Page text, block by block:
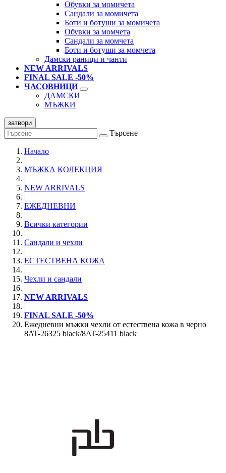
Обувки за момичета
Сандали за момичета
Боти и ботуши за момичета
Обувки за момчета
Сандали за момчета
Боти и ботуши за момчета
Дамски раници и чанти
NEW ARRIVALS
FINAL SALE -50%
ЧАСОВНИЦИ
ДАМСКИ
МЪЖКИ
затвори
Търсене
Начало
|
МЪЖКА КОЛЕКЦИЯ
|
NEW ARRIVALS
|
ЕЖЕДНЕВНИ
|
Всички категории
|
Сандали и чехли
|
ЕСТЕСТВЕНА КОЖА
|
Чехли и сандали
|
NEW ARRIVALS
|
FINAL SALE -50%
Ежедневни мъжки чехли от естествена кожа в черно
8AT-26325 black/8AT-25411 black